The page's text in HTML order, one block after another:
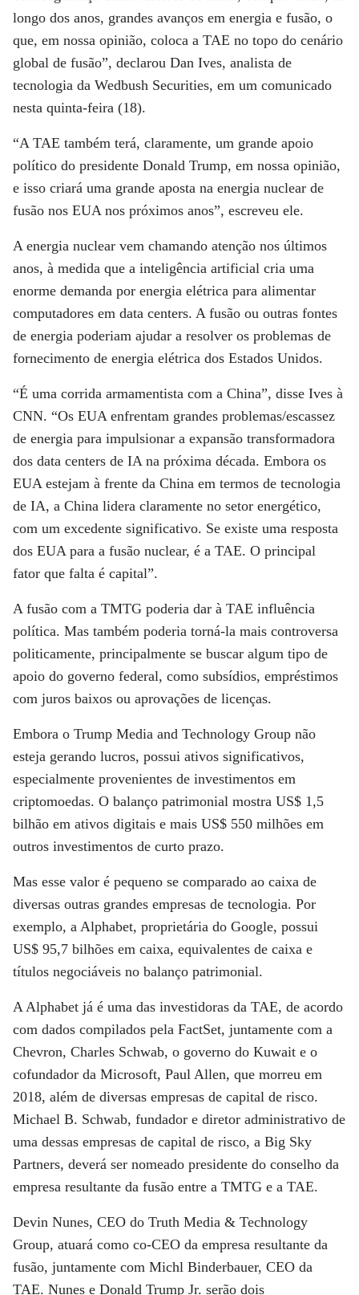
longo dos anos, grandes avanços em energia e fusão, o
que, em nossa opinião, coloca a TAE no topo do cenário
global de fusão”, declarou Dan Ives, analista de
tecnologia da Wedbush Securities, em um comunicado
nesta quinta-feira (18).
“A TAE também terá, claramente, um grande apoio
político do presidente Donald Trump, em nossa opinião,
e isso criará uma grande aposta na energia nuclear de
fusão nos EUA nos próximos anos”, escreveu ele.
A energia nuclear vem chamando atenção nos últimos
anos, à medida que a inteligência artificial cria uma
enorme demanda por energia elétrica para alimentar
computadores em data centers. A fusão ou outras fontes
de energia poderiam ajudar a resolver os problemas de
fornecimento de energia elétrica dos Estados Unidos.
“É uma corrida armamentista com a China”, disse Ives à
CNN. “Os EUA enfrentam grandes problemas/escassez
de energia para impulsionar a expansão transformadora
dos data centers de IA na próxima década. Embora os
EUA estejam à frente da China em termos de tecnologia
de IA, a China lidera claramente no setor energético,
com um excedente significativo. Se existe uma resposta
dos EUA para a fusão nuclear, é a TAE. O principal
fator que falta é capital”.
A fusão com a TMTG poderia dar à TAE influência
política. Mas também poderia torná-la mais controversa
politicamente, principalmente se buscar algum tipo de
apoio do governo federal, como subsídios, empréstimos
com juros baixos ou aprovações de licenças.
Embora o Trump Media and Technology Group não
esteja gerando lucros, possui ativos significativos,
especialmente provenientes de investimentos em
criptomoedas. O balanço patrimonial mostra US$ 1,5
bilhão em ativos digitais e mais US$ 550 milhões em
outros investimentos de curto prazo.
Mas esse valor é pequeno se comparado ao caixa de
diversas outras grandes empresas de tecnologia. Por
exemplo, a Alphabet, proprietária do Google, possui
US$ 95,7 bilhões em caixa, equivalentes de caixa e
títulos negociáveis ​​no balanço patrimonial.
A Alphabet já é uma das investidoras da TAE, de acordo
com dados compilados pela FactSet, juntamente com a
Chevron, Charles Schwab, o governo do Kuwait e o
cofundador da Microsoft, Paul Allen, que morreu em
2018, além de diversas empresas de capital de risco.
Michael B. Schwab, fundador e diretor administrativo de
uma dessas empresas de capital de risco, a Big Sky
Partners, deverá ser nomeado presidente do conselho da
empresa resultante da fusão entre a TMTG e a TAE.
Devin Nunes, CEO do Truth Media & Technology
Group, atuará como co-CEO da empresa resultante da
fusão, juntamente com Michl Binderbauer, CEO da
TAE. Nunes e Donald Trump Jr. serão dois